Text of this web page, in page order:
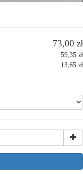
73,00 zł
59,35 zł
13,65 zł